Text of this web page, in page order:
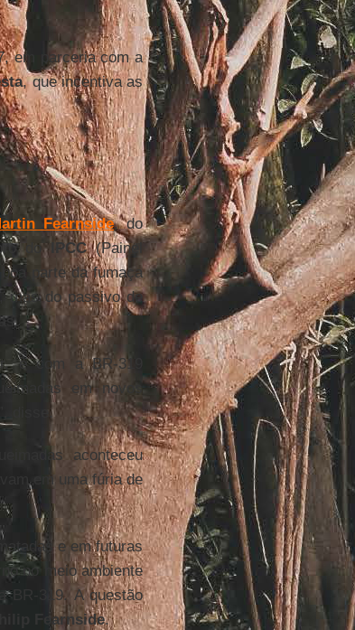
em parceria com a
, que incentiva as
Fearnside, do
do IPCC(Painel
parte da fumaça
mas do passivo de
e com a BR-319
em novos
disse.
aconteceu
em uma fúria de
e em futuras
no meio ambiente
BR-319. A questão
Fearnside.